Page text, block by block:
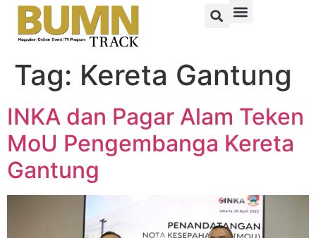
Tag: Kereta Gantung
INKA dan Pagar Alam Teken
MoU Pengembanga Kereta
Gantung